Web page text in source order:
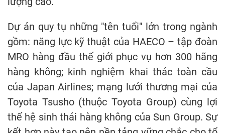
Dự án quy tụ những "tên tuổi" lớn trong ngành
gồm: năng lực kỹ thuật của HAECO – tập đoàn
MRO hàng đầu thế giới phục vụ hơn 300 hãng
hàng không; kinh nghiệm khai thác toàn cầu
của Japan Airlines; mạng lưới thương mại của
Toyota Tsusho (thuộc Toyota Group) cùng lợi
thế hệ sinh thái hàng không của Sun Group. Sự